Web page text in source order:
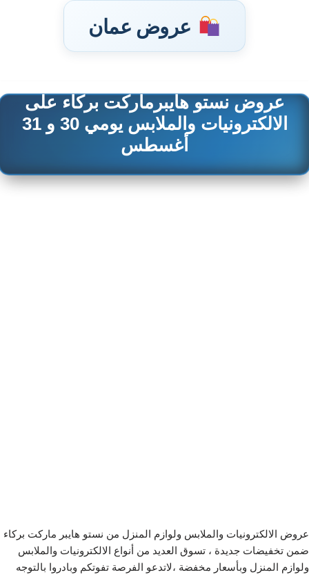
عروض عمان
تخطى
إلى
عروض نستو هايبرماركت بركاء على
الالكترونيات والملابس يومي 30 و 31
أغسطس
عروض الالكترونيات والملابس ولوازم المنزل من نستو هايبر ماركت بركاء
ضمن تخفيضات جديدة ، تسوق العديد من أنواع الالكترونيات والملابس
ولوازم المنزل وبأسعار مخفضة ،لاتدعو الفرصة تفوتكم وبادروا بالتوجه